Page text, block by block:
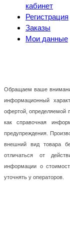
кабинет
Регистрация
Заказы
Мои данные
Обращаем ваше
информационный
офертой, определяемой
как справочная
предупреждения.
внешний вид товара
отличаться от
информации о
уточнять у операторов.